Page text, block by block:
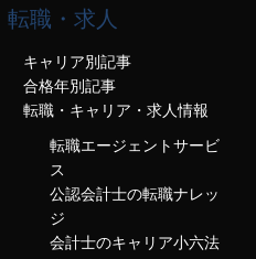
転職・求人
キャリア別記事
合格年別記事
転職・キャリア・求人情報
転職エージェントサービ
ス
公認会計士の転職ナレッ
ジ
会計士のキャリア小六法